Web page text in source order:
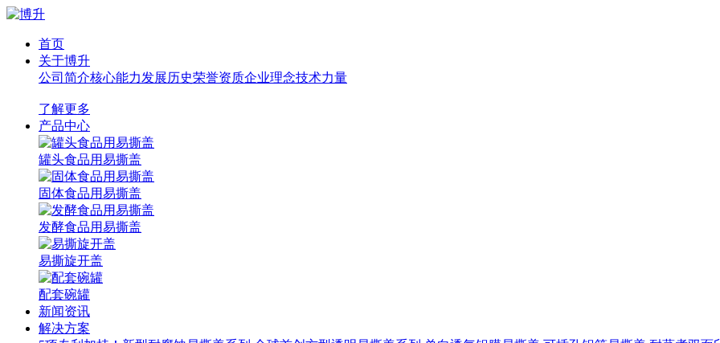
首页
关于博升
公司简介核心能力发展历史荣誉资质企业理念技术力量
了解更多
产品中心
罐头食品用易撕盖
固体食品用易撕盖
发酵食品用易撕盖
易撕旋开盖
配套碗罐
新闻资讯
解决方案